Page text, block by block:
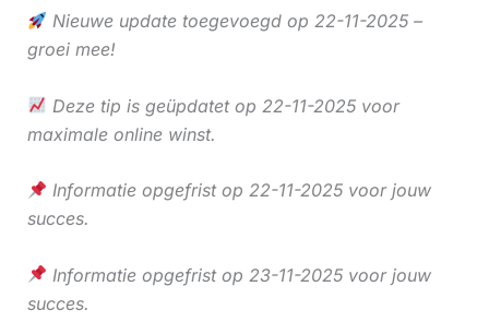
Nieuwe update toegevoegd op 22-11-2025 –
groei mee!
Deze tip is geüpdatet op 22-11-2025 voor
maximale online winst.
Informatie opgefrist op 22-11-2025 voor jouw
succes.
Informatie opgefrist op 23-11-2025 voor jouw
succes.